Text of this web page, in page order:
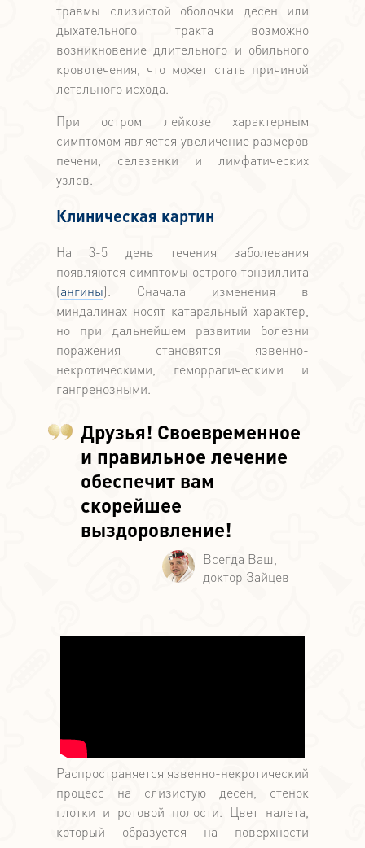
травмы слизистой оболочки десен или
дыхательного тракта возможно
возникновение длительного и обильного
кровотечения, что может стать причиной
летального исхода.
При остром лейкозе характерным
симптомом является увеличение размеров
печени, селезенки и лимфатических
узлов.
Клиническая картин
На 3-5 день течения заболевания
появляются симптомы острого тонзиллита
(ангины). Сначала изменения в
миндалинах носят катаральный характер,
но при дальнейшем развитии болезни
поражения становятся язвенно-
некротическими, геморрагическими и
гангренозными.
Друзья! Своевременное
и правильное лечение
обеспечит вам
скорейшее
выздоровление!
Распространяется язвенно-некротический
процесс на слизистую десен, стенок
глотки и ротовой полости. Цвет налета,
который образуется на поверхности